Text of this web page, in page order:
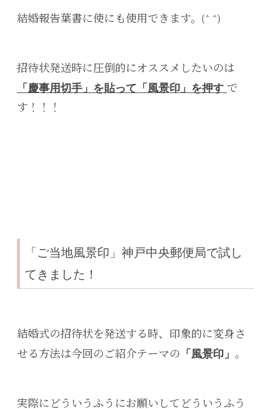
結婚報告葉書に使にも使用できます。(^ ^)
招待状発送時に圧倒的にオススメしたいのは
「慶事用切手」を貼って「風景印」を押す で
す！！！
「ご当地風景印」神戸中央郵便局で試し
てきました！
結婚式の招待状を発送する時、印象的に変身さ
せる方法は今回のご紹介テーマの 「風景印」 。
実際にどういうふうにお願いしてどういうふう